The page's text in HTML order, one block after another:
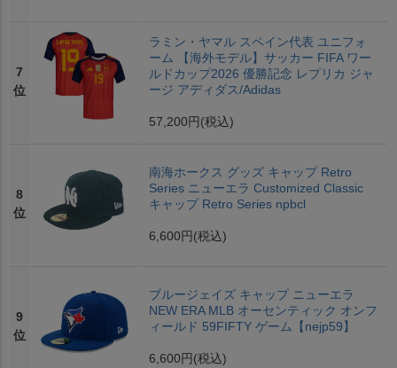
7
位
ラミン・ヤマル スペイン代表 ユニフォ
ーム 【海外モデル】サッカー FIFA ワー
ルドカップ2026 優勝記念 レプリカ ジャ
ージ アディダス/Adidas
57,200円 (税込)
8
位
南海ホークス グッズ キャップ Retro
Series ニューエラ Customized Classic
キャップ Retro Series npbcl
6,600円 (税込)
9
位
ブルージェイズ キャップ ニューエラ
NEW ERA MLB オーセンティック オンフ
ィールド 59FIFTY ゲーム【nejp59】
6,600円 (税込)